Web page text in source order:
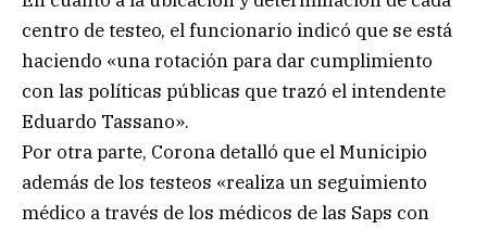
centro de testeo, el funcionario indicó que se está
haciendo «una rotación para dar cumplimiento
con las políticas públicas que trazó el intendente
Eduardo Tassano».
Por otra parte, Corona detalló que el Municipio
además de los testeos «realiza un seguimiento
médico a través de los médicos de las Saps con